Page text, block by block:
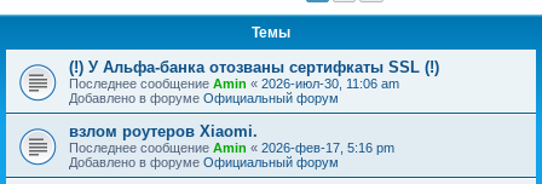
Темы
(!) У Альфа-банка отозваны сертифкаты SSL (!)
Последнее сообщение Amin « 2026-июл-30, 11:06 am
Добавлено в форуме Официальный форум
взлом роутеров Xiaomi.
Последнее сообщение Amin « 2026-фев-17, 5:16 pm
Добавлено в форуме Официальный форум